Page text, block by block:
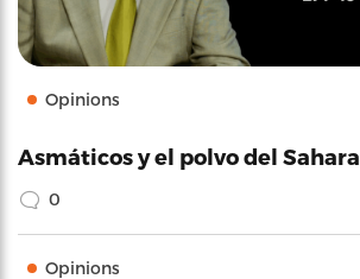
Opinions
Asmáticos y el polvo del Sahara
0
Opinions